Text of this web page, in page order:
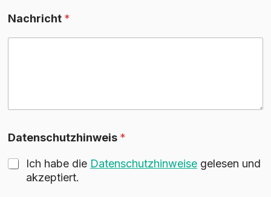
Nachricht *
Datenschutzhinweis *
Ich habe die Datenschutzhinweise gelesen und
akzeptiert.